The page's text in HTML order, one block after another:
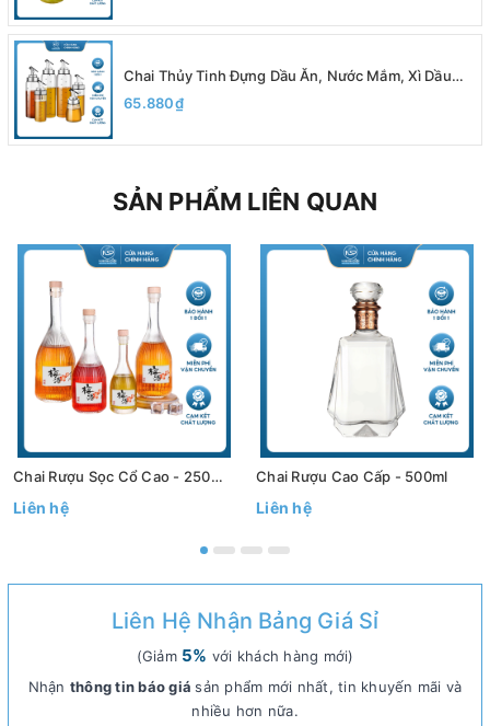
Chai Thủy Tinh Đựng Dầu Ăn, Nước Mắm, Xì Dầu
200ml 300ml 500ml, Có Vạch Chia, Vòi Rót, Chất
Liệu Thủy Tinh Borosilicate
65.880₫
SẢN PHẨM LIÊN QUAN
Chai Rượu Sọc Cổ Cao - 250ml / 500ml
Liên hệ
Chai Rượu Cao Cấp - 500ml
Liên hệ
Liên Hệ Nhận Bảng Giá Sỉ
(Giảm 5% với khách hàng mới)
Nhận thông tin báo giásản phẩm mới nhất, tin khuyến mãi và
nhiều hơn nữa.